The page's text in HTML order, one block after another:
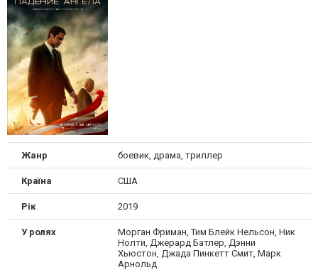
Жанр боевик, драма, триллер
Країна США
Рік 2019
У ролях
Морган Фриман, Тим Блейк Нельсон, Ник
Нолти, Джерард Батлер, Дэнни
Хьюстон, Джада Пинкетт Смит, Марк
Арнольд